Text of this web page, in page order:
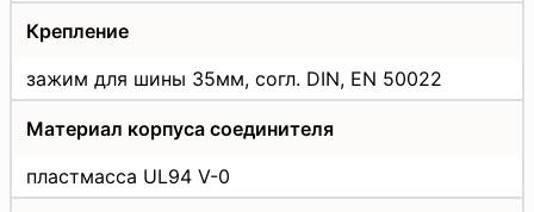
Крепление
зажим для шины 35мм, согл. DIN, EN 50022
Материал корпуса соединителя
пластмасса UL94 V-0